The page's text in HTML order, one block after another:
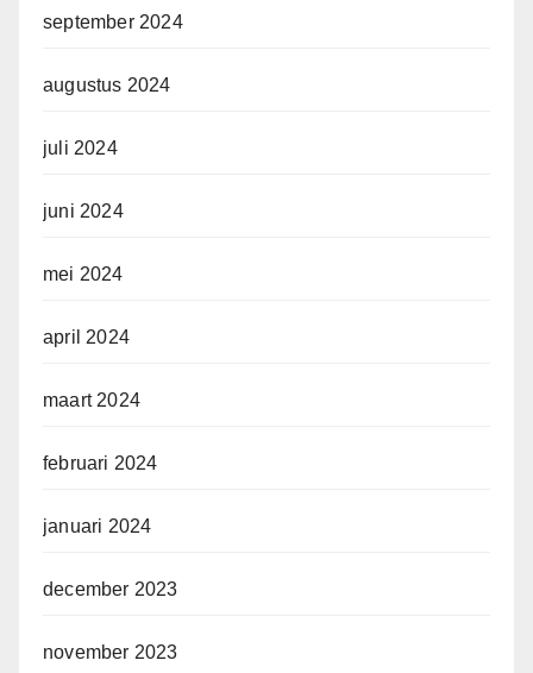
september 2024
augustus 2024
juli 2024
juni 2024
mei 2024
april 2024
maart 2024
februari 2024
januari 2024
december 2023
november 2023